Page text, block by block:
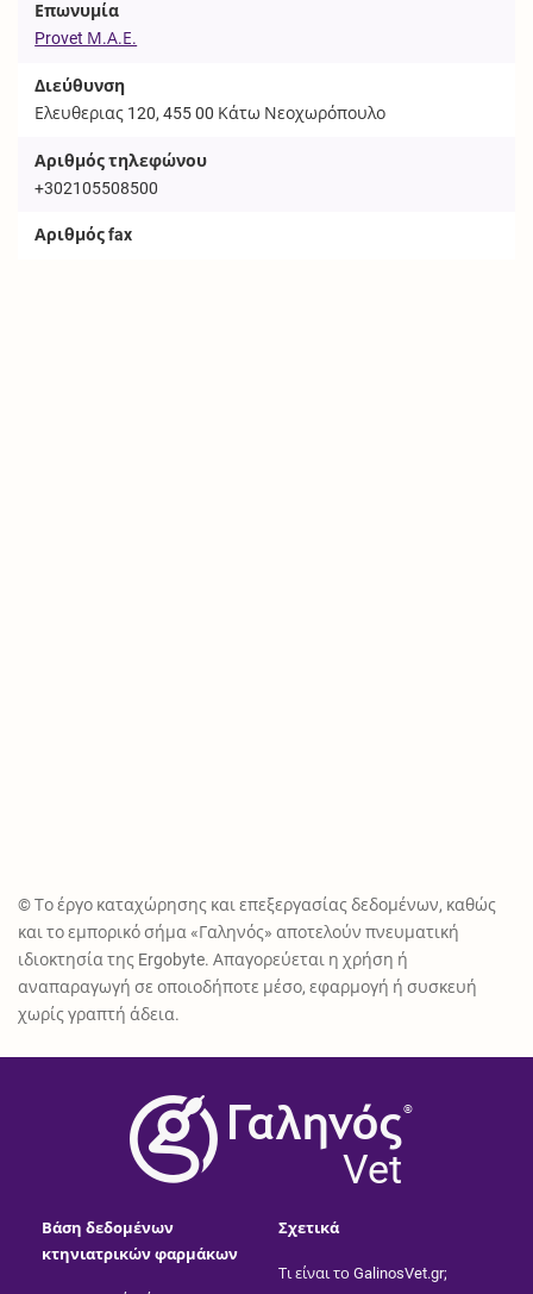
Επωνυμία
Provet Μ.Α.Ε.
Διεύθυνση
Ελευθεριας 120, 455 00 Κάτω Νεοχωρόπουλο
Αριθμός τηλεφώνου
+302105508500
Αριθμός fax
© Το έργο καταχώρησης και επεξεργασίας δεδομένων, καθώς
και το εμπορικό σήμα «Γαληνός» αποτελούν πνευματική
ιδιοκτησία της Ergobyte. Απαγορεύεται η χρήση ή
αναπαραγωγή σε οποιοδήποτε μέσο, εφαρμογή ή συσκευή
χωρίς γραπτή άδεια.
®
Vet
Βάση δεδομένων
κτηνιατρικών φαρμάκων
Σχετικά
Τι είναι το GalinosVet.gr;